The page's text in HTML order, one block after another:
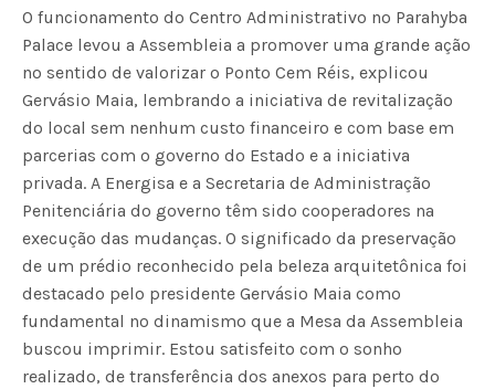
O funcionamento do Centro Administrativo no Parahyba
Palace levou a Assembleia a promover uma grande ação
no sentido de valorizar o Ponto Cem Réis, explicou
Gervásio Maia, lembrando a iniciativa de revitalização
do local sem nenhum custo financeiro e com base em
parcerias com o governo do Estado e a iniciativa
privada. A Energisa e a Secretaria de Administração
Penitenciária do governo têm sido cooperadores na
execução das mudanças. O significado da preservação
de um prédio reconhecido pela beleza arquitetônica foi
destacado pelo presidente Gervásio Maia como
fundamental no dinamismo que a Mesa da Assembleia
buscou imprimir. Estou satisfeito com o sonho
realizado, de transferência dos anexos para perto do